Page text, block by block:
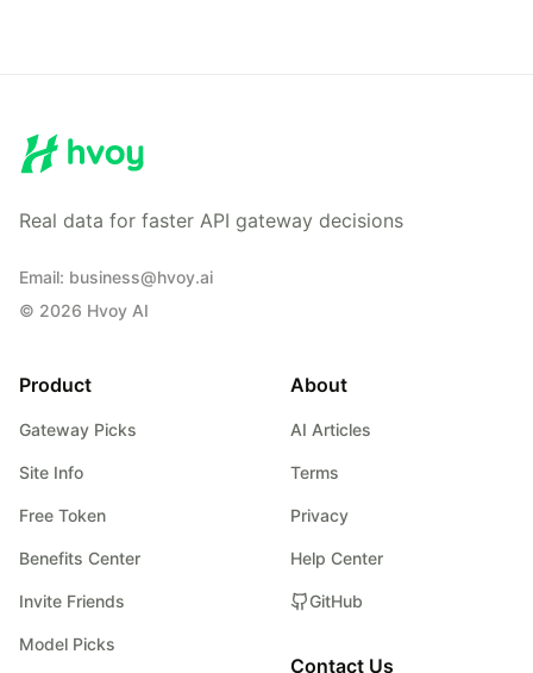
Real data for faster API gateway decisions
Email: business@hvoy.ai
© 2026 Hvoy AI
Product
Gateway Picks
Site Info
Free Token
Benefits Center
Invite Friends
Model Picks
About
AI Articles
Terms
Privacy
Help Center
GitHub
Contact Us